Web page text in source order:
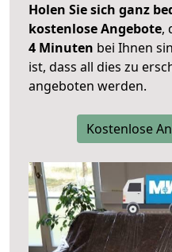
Holen Sie sich ganz
kostenlose Angebote,
4 Minuten bei Ihnen
ist, dass all dies zu
angeboten werden.
Kostenlose